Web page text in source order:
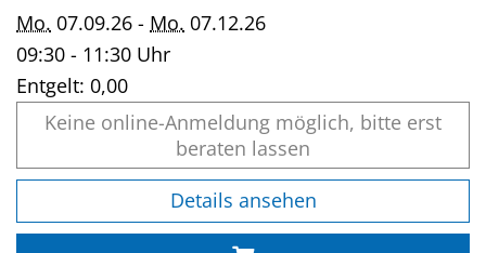
Mo. 07.09.26 - Mo. 07.12.26
09:30 - 11:30 Uhr
Entgelt: 0,00
Keine online-Anmeldung möglich, bitte erst
beraten lassen
Details ansehen